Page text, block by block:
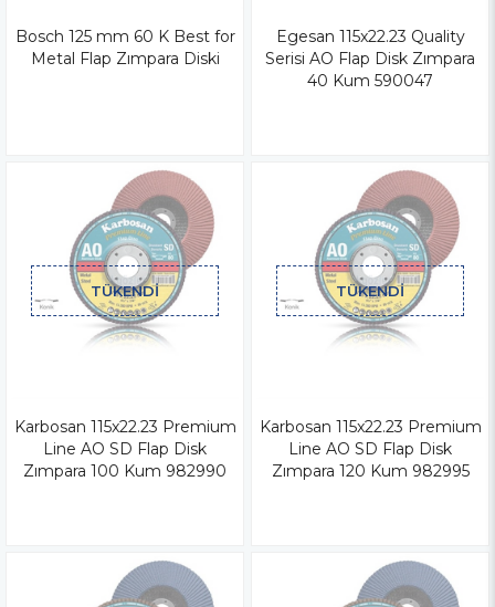
Bosch 125 mm 60 K Best for
Metal Flap Zımpara Diski
Egesan 115x22.23 Quality
Serisi AO Flap Disk Zımpara
40 Kum 590047
TÜKENDI
Karbosan 115x22.23 Premium
Line AO SD Flap Disk
Zımpara 100 Kum 982990
TÜKENDI
Karbosan 115x22.23 Premium
Line AO SD Flap Disk
Zımpara 120 Kum 982995